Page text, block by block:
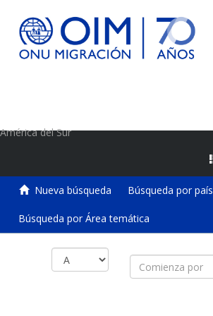
América del Sur
Nueva búsqueda Búsqueda por país
Búsqueda por Área temática